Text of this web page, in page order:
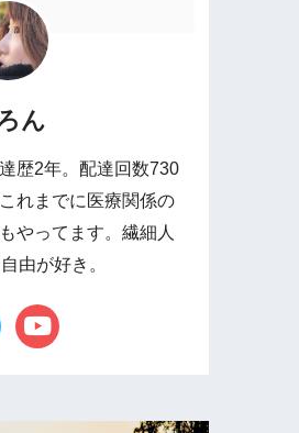
ん
歴2年。配達回数730
れまでに医療関係の
やってます。繊細人
由が好き。